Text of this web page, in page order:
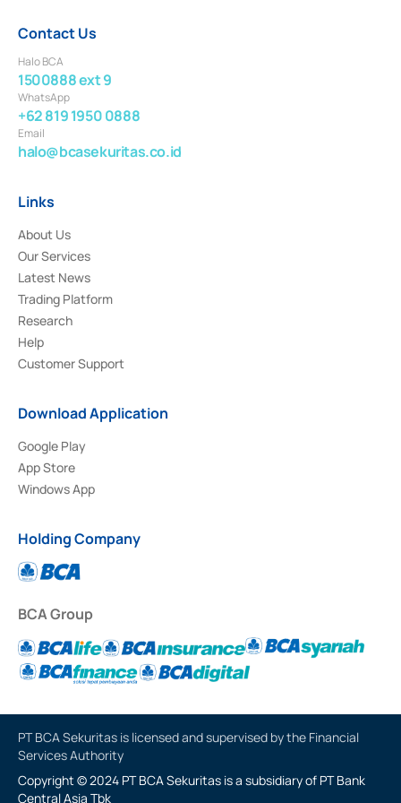
Contact Us
Halo BCA
1500888 ext 9
WhatsApp
+62 819 1950 0888
Email
halo@bcasekuritas.co.id
Links
About Us
Our Services
Latest News
Trading Platform
Research
Help
Customer Support
Download Application
Google Play
App Store
Windows App
Holding Company
BCA Group
PT BCA Sekuritas is licensed and supervised by the Financial
Services Authority
Copyright © 2024 PT BCA Sekuritas is a subsidiary of PT Bank
Central Asia Tbk